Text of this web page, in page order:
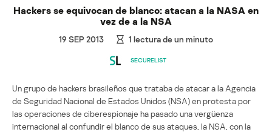
Hackers se equivocan de blanco: atacan a la NASA en
vez de a la NSA
19 SEP 2013 1 lectura de un minuto
SECURELIST
Un grupo de hackers brasileños que trataba de atacar a la Agencia
de Seguridad Nacional de Estados Unidos (NSA) en protesta por
las operaciones de ciberespionaje ha pasado una vergüenza
internacional al confundir el blanco de sus ataques, la NSA, con la